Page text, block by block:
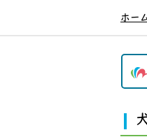
ホー